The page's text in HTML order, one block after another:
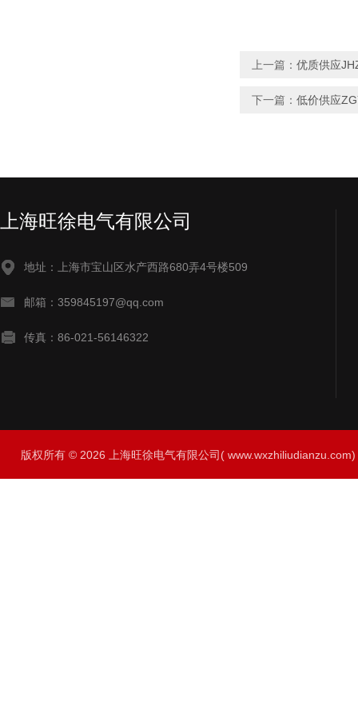
上一篇： 优质供应
下一篇： 低价供应
上海旺徐电气有限公司
地址：上海市宝山区水产西路680弄4号楼509
邮箱：359845197@qq.com
传真：86-021-56146322
版权所有 © 2026 上海旺徐电气有限公司(